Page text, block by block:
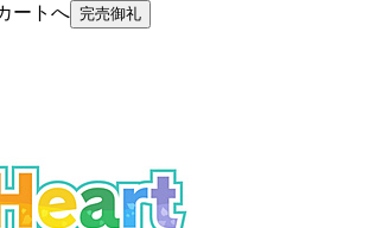
ートへ